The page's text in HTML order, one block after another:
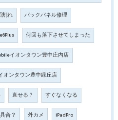
割れ バックパネル修理
何回も落下させてしまった
イオンタウン豊中庄内店
オンタウン豊中緑丘店
直せる？ すぐなくなる
合？ 外カメ iPadPro